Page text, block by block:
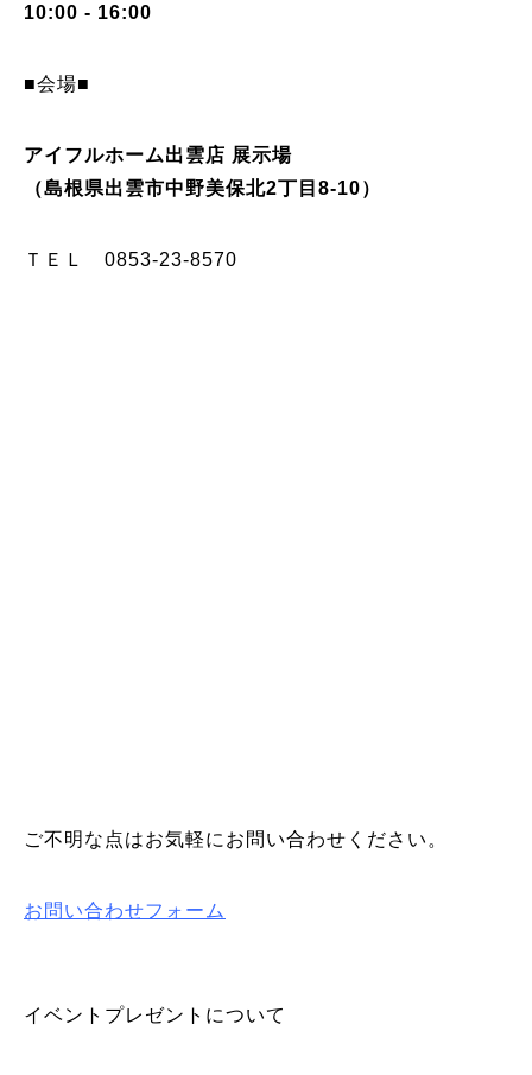
10:00 - 16:00
■会場■
アイフルホーム出雲店 展示場
（島根県出雲市中野美保北2丁目8-10）
ＴＥＬ 0853-23-8570
ご不明な点はお気軽にお問い合わせください。
お問い合わせフォーム
イベントプレゼントについて